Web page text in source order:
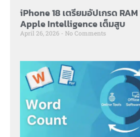
iPhone 18 เตรียมอัปเกรด RAM
Apple Intelligence เต็มสูบ
April 26, 2026 No Comments